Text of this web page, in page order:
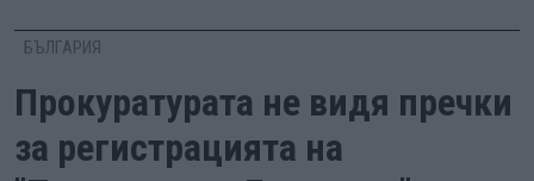
БЪЛГАРИЯ
Прокуратурата не видя пречки
за регистрацията на